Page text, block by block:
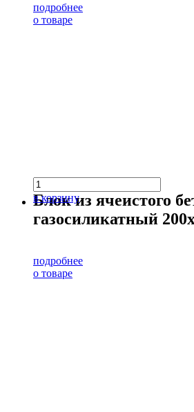
подробнее
о товаре
в корзину
Блок из ячеистого
газосиликатный
подробнее
о товаре